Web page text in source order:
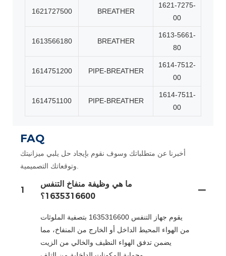
1621727500 BREATHER
1621-7275-
00
1613566180 BREATHER
1613-5661-
80
1614751200 PIPE-BREATHER
1614-7512-
00
1614751100 PIPE-BREATHER
1614-7511-
00
FAQ
أخبرنا عن متطلباتك وسوف نقوم بإيجاد حل يلبي ميزانيتك
1
ما هي وظيفة منفاخ التنفس
1635316600؟
يقوم جهاز التنفس 1635316600 بتصفية الملوثات
من الهواء المحيط الداخل أو الخارج من المنفاخ، مما
يضمن تدفق الهواء النظيف والخالي من الزيت